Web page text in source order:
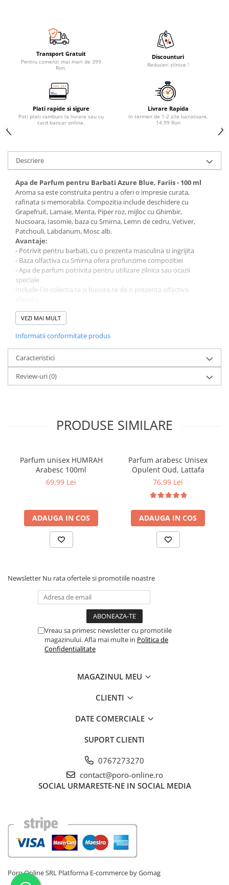
Transport Gratuit
Pentru comenzi mai mari de 399
Ron.
Discounturi
Reduceri zilnice !
Plati rapide si sigure
Poti plati ramburs la livrare sau cu
card bancar online.
Livrare Rapida
In termen de 1-2 zile lucratoare,
14.99 Ron
Descriere
Apa de Parfum pentru Barbati Azure Blue, Fariis - 100 ml
Aroma sa este construita pentru a oferi o impresie curata,
rafinata si memorabila. Compozitia include deschidere cu
Grapefruit, Lamaie, Menta, Piper roz, mijloc cu Ghimbir,
Nucsoara, Iasomie, baza cu Smirna, Lemn de cedru, Vetiver,
Patchouli, Labdanum, Mosc alb.
Avantaje:
- Potrivit pentru barbati, cu o prezenta masculina si ingrijita
- Baza olfactiva cu Smirna ofera profunzime compozitiei
- Apa de parfum potrivita pentru utilizare zilnica sau ocazii
speciale
Include-l in colectia ta si bucura-te de o prezenta olfactiva
Despre produs
Parfum pentru: Barbati
Tip parfum: Apa de Parfum
Brand: Fariis
VEZI MAI MULT
Informatii conformitate produs
Caracteristici
Review-uri(0)
PRODUSE SIMILARE
Parfum unisex HUMRAH
Arabesc 100ml
69,99 Lei
ADAUGA IN COS
Parfum arabesc Unisex
Opulent Oud, Lattafa
76,99 Lei
ADAUGA IN COS
Newsletter Nu rata ofertele si promotiile noastre
Vreau sa primesc newsletter cu promotiile
magazinului. Afla mai multe in Politica de
Confidentialitate
MAGAZINUL MEU
CLIENTI
DATE COMERCIALE
SUPORT CLIENTI
0767273270
contact@poro-online.ro
SOCIAL URMARESTE-NE IN SOCIAL MEDIA
Poro Online SRL Platforma E-commerce by Gomag